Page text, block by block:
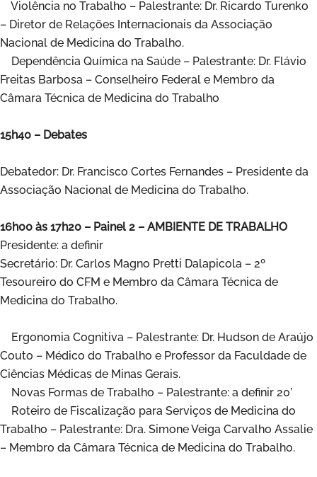
Violência no Trabalho – Palestrante: Dr. Ricardo Turenko
– Diretor de Relações Internacionais da Associação
Nacional de Medicina do Trabalho.
Dependência Química na Saúde – Palestrante: Dr. Flávio
Freitas Barbosa – Conselheiro Federal e Membro da
Câmara Técnica de Medicina do Trabalho
15h40 – Debates
Debatedor: Dr. Francisco Cortes Fernandes – Presidente da
Associação Nacional de Medicina do Trabalho.
16h00 às 17h20 – Painel 2 – AMBIENTE DE TRABALHO
Presidente: a definir
Secretário: Dr. Carlos Magno Pretti Dalapicola – 2º
Tesoureiro do CFM e Membro da Câmara Técnica de
Medicina do Trabalho.
Ergonomia Cognitiva – Palestrante: Dr. Hudson de Araújo
Couto – Médico do Trabalho e Professor da Faculdade de
Ciências Médicas de Minas Gerais.
Novas Formas de Trabalho – Palestrante: a definir 20’
Roteiro de Fiscalização para Serviços de Medicina do
Trabalho – Palestrante: Dra. Simone Veiga Carvalho Assalie
– Membro da Câmara Técnica de Medicina do Trabalho.